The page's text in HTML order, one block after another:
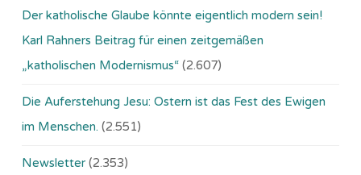
Der katholische Glaube könnte eigentlich modern sein!
Karl Rahners Beitrag für einen zeitgemäßen
„katholischen Modernismus“ (2.607)
Die Auferstehung Jesu: Ostern ist das Fest des Ewigen
im Menschen. (2.551)
Newsletter (2.353)